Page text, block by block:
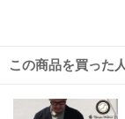
この商品を買った